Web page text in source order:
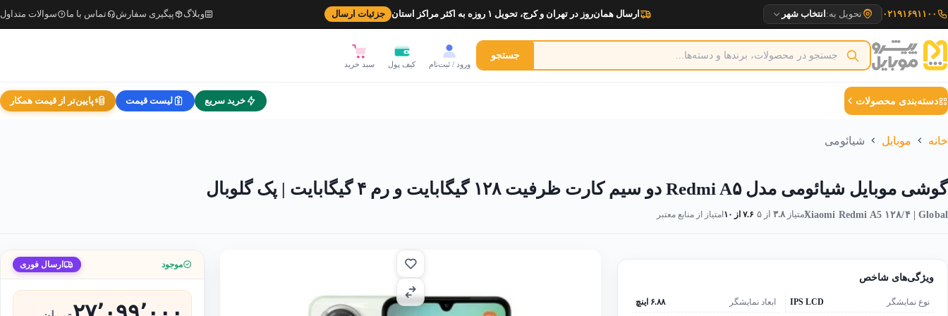
به
محتوا
۰۲۱۹۱۶۹۱۱۰۰ تحویل به: انتخاب شهر ارسال همان‌روز در تهران و کرج، تحویل ۱ روزه به اکثر مراکز استان جزئیات ارسال وبلاگ پیگیری سفارش تماس با ما سوالات متداول
جستجو
ورود / ثبت‌نام کیف پول سبد خرید
دسته‌بندی محصولات خرید سریع لیست قیمت پایین‌تر از قیمت همکار
خانه موبایل شیائومی
گوشی موبایل شیائومی مدل Redmi A۵ دو سیم کارت ظرفیت ۱۲۸ گیگابایت و رم ۴ گیگابایت | پک گلوبال
Xiaomi Redmi A5 ۱۲۸/۴ | Globalامتیاز۳.۸ از ۵ ۷.۶ از ۱۰ امتیاز از منابع معتبر
ویژگی‌های شاخص
نوع نمایشگر IPS LCD ابعاد نمایشگر ۶.۸۸ اینچ
موجود ارسال فوری